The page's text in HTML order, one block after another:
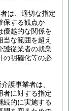
は、適切な指定
保する観点か
優越的な関係を
な範囲を超え
護従業者の就業
の明確化等の必
護事業者は、
者に対する指定
続的に実施する